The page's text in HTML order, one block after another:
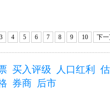
3 4 5 6 7 8 9 10 下
买入评级 人口红利
券商 后市